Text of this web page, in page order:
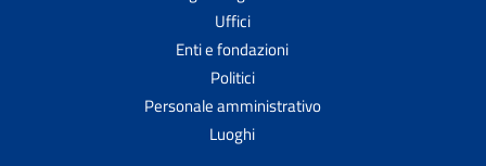
Uffici
Enti e fondazioni
Politici
Personale amministrativo
Luoghi